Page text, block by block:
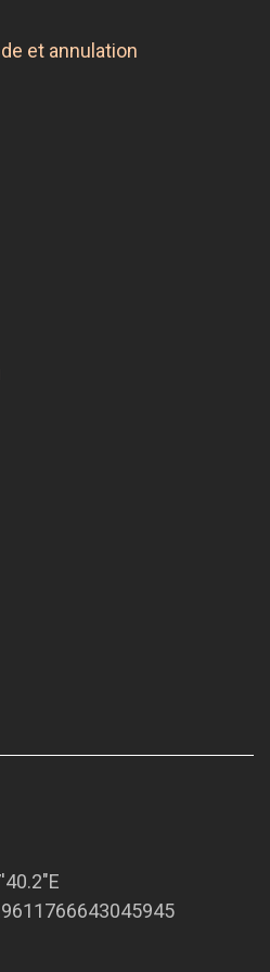
et annulation